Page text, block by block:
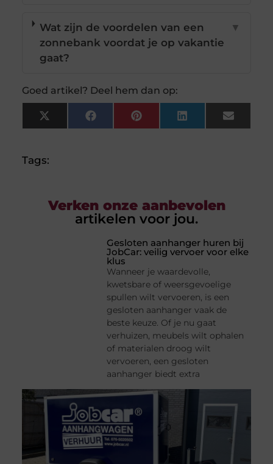
Wat zijn de voordelen van een
zonnebank voordat je op vakantie
gaat?
▼
Goed artikel? Deel hem dan op:
X
(Twitter)
FacebookPinterestLinkedInEmail
Tags:
Verken onze aanbevolen
artikelen voor jou.
Gesloten aanhanger huren bij
JobCar: veilig vervoer voor elke
klus
Wanneer je waardevolle,
kwetsbare of weersgevoelige
spullen wilt vervoeren, is een
gesloten aanhanger vaak de
beste keuze. Of je nu gaat
verhuizen, meubels wilt ophalen
of materialen droog wilt
vervoeren, een gesloten
aanhanger biedt extra